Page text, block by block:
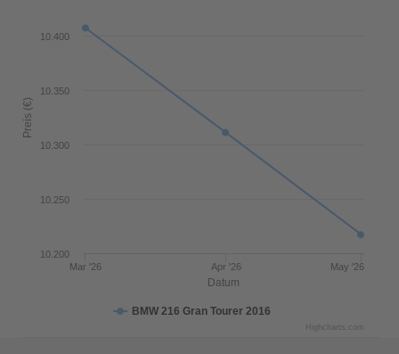
Datum
Preis (€)
BMW 216 Gran Tourer 2016
Mar '26 Apr '26 May '26
10.200
10.250
10.300
10.350
10.400
Highcharts.com